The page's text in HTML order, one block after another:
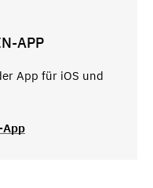
APP
App für iOS und
App